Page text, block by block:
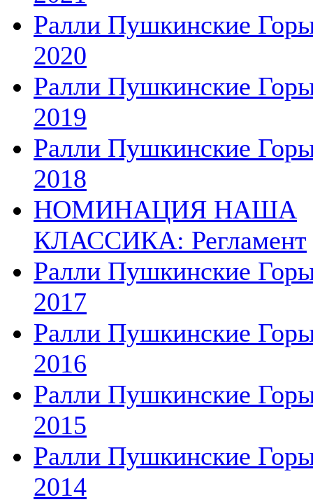
Ралли Пушкинские
2020
Ралли Пушкинские
2019
Ралли Пушкинские
2018
НОМИНАЦИЯ НАША
КЛАССИКА: Регламент
Ралли Пушкинские
2017
Ралли Пушкинские
2016
Ралли Пушкинские
2015
Ралли Пушкинские
2014